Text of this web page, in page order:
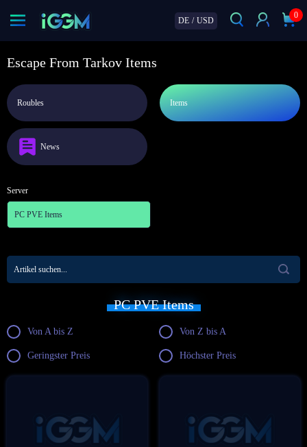
DE / USD
0
Escape From Tarkov Items
Roubles Items
News
Server
PC PVE Items
PC PVE Items
Von A bis Z Von Z bis A
Geringster Preis Höchster Preis